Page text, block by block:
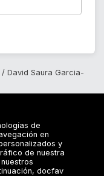
David Saura Garcia-
de
en
y
de nuestra
docfav